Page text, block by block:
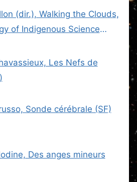
(dir.), Walking the Clouds,
of Indigenous Science
Les Nefs de
Sonde cérébrale (SF)
Des anges mineurs